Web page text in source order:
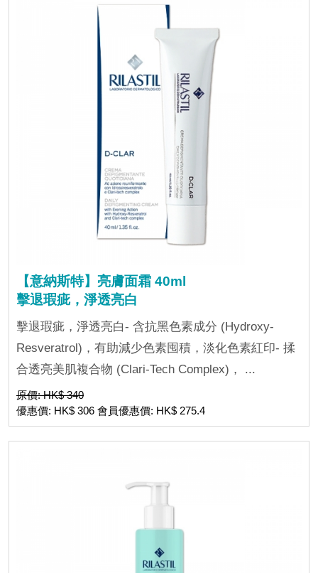
【意納斯特】亮膚面霜 40ml
擊退瑕疵，淨透亮白
擊退瑕疵，淨透亮白- 含抗黑色素成分 (Hydroxy-
Resveratrol)，有助減少色素囤積，淡化色素紅印- 揉
合透亮美肌複合物 (Clari-Tech Complex)， ...
原價: HK$ 340
優惠價: HK$ 306 會員優惠價: HK$ 275.4